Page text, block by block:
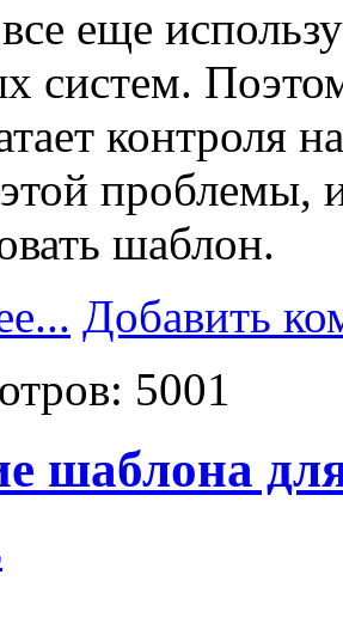
еще
систем.
контроля
проблемы,
шаблон.
Добавить
5001
шаблона